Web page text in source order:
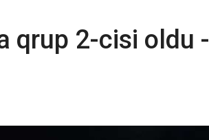
qrup 2-cisi oldu -